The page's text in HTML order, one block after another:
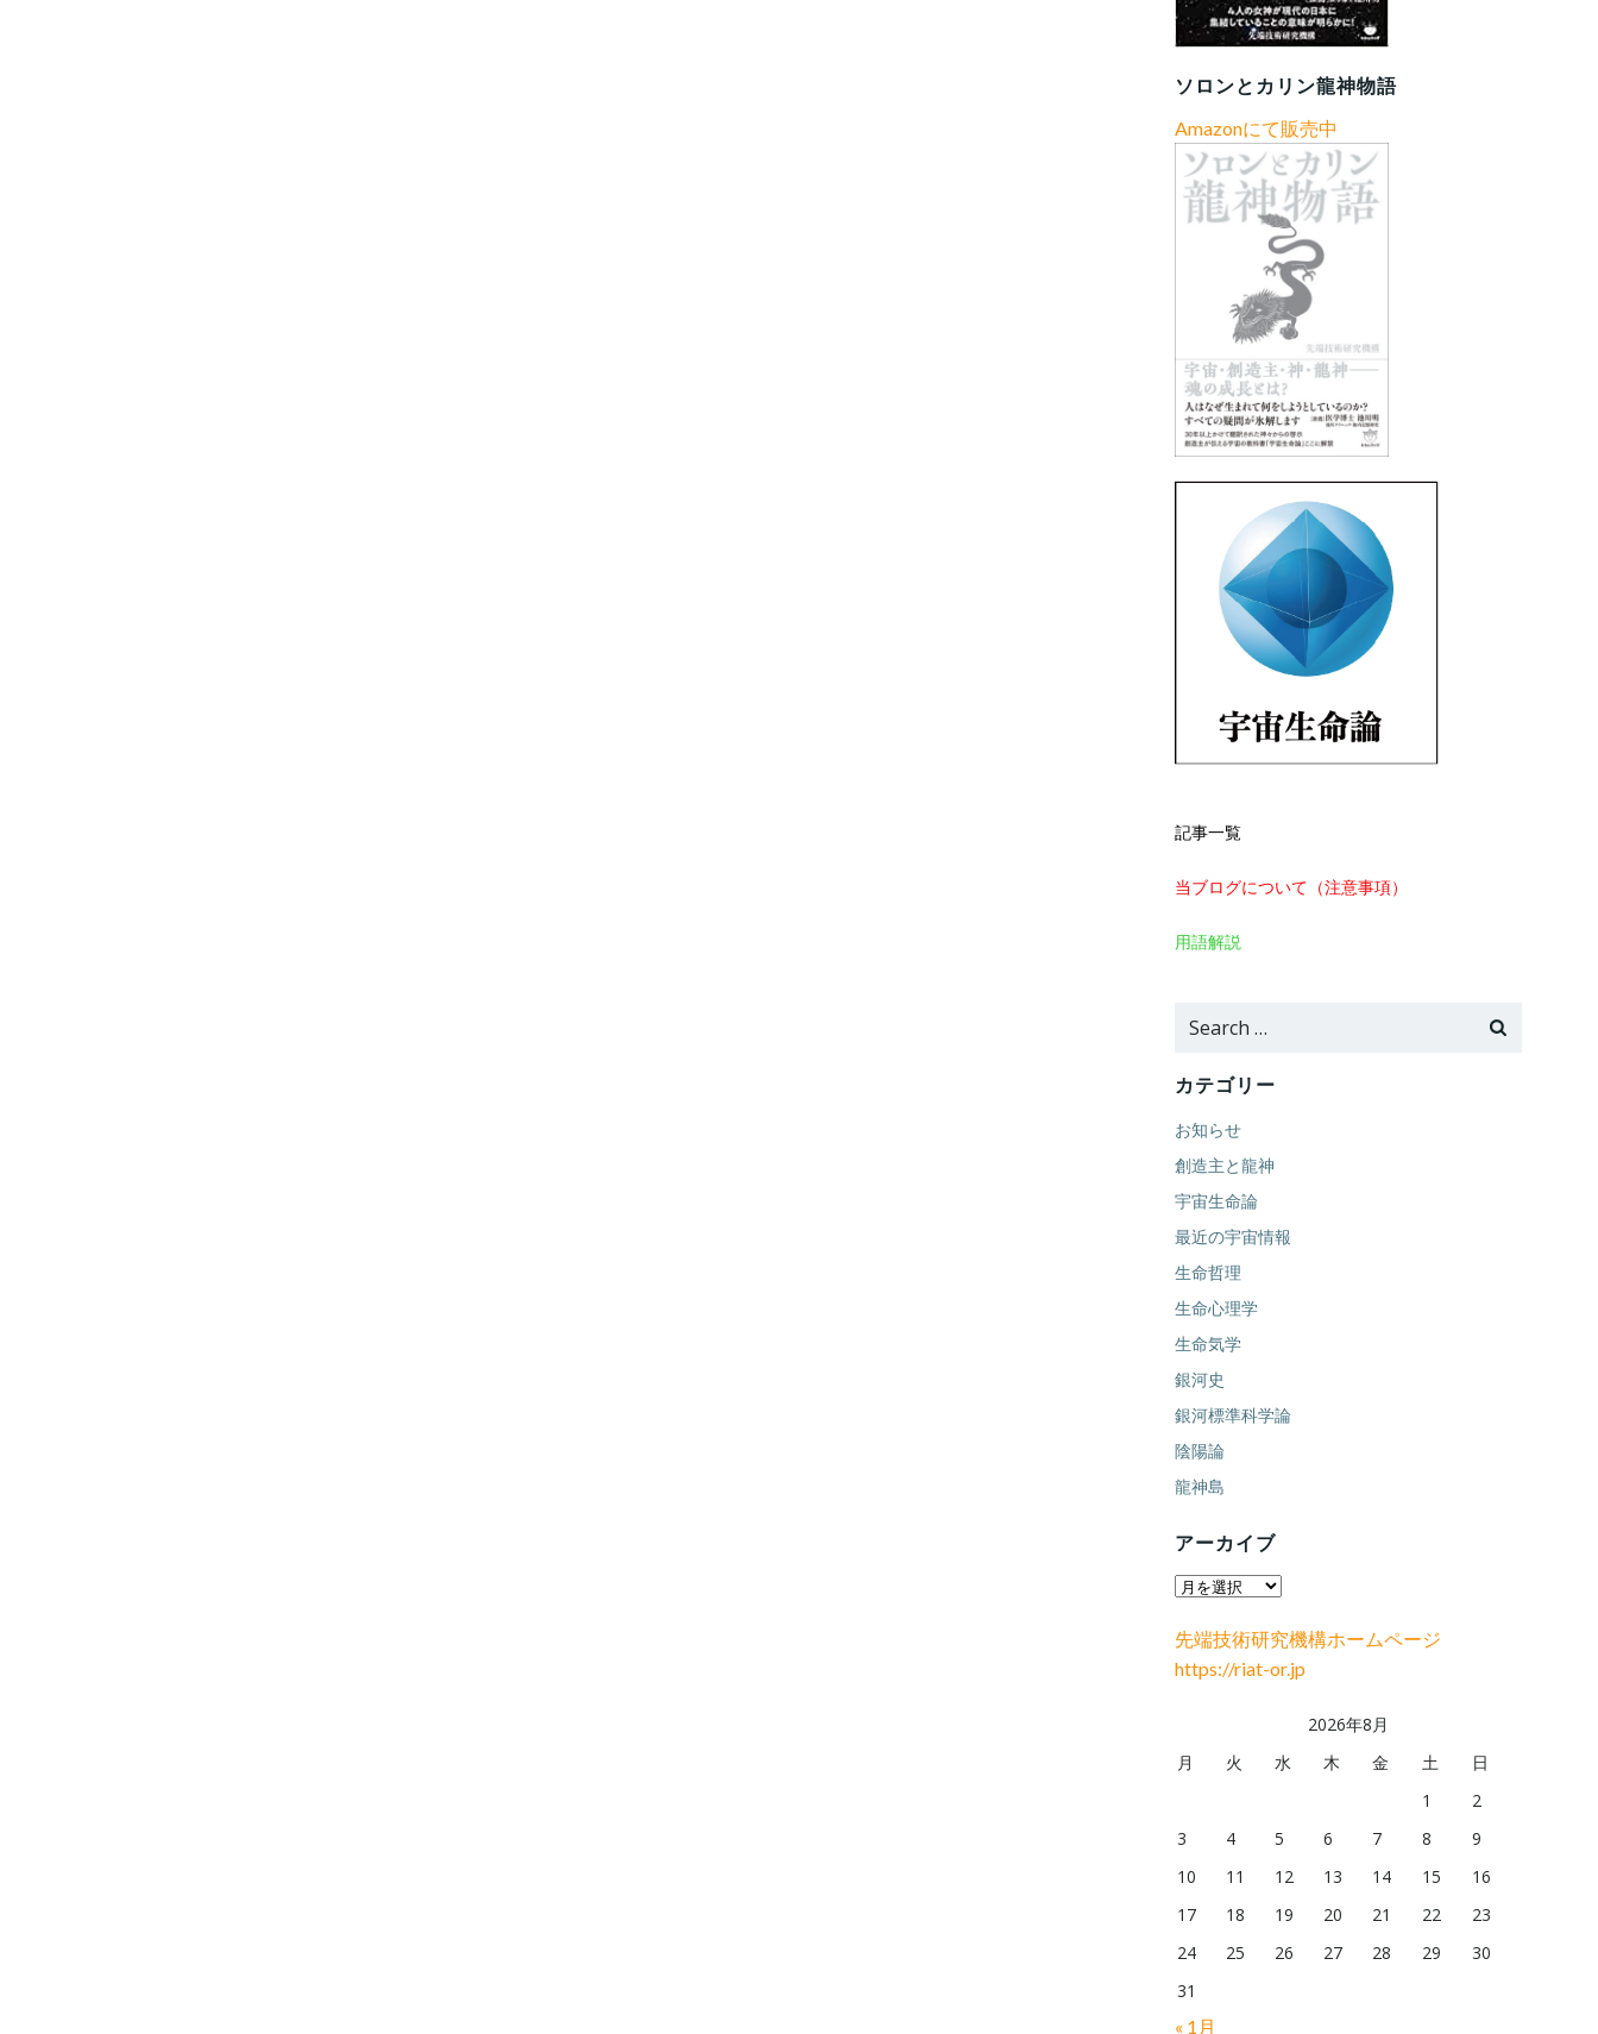
ソロンとカリン龍神物語
Amazonにて販売中
記事一覧
当ブログについて（注意事項）
用語解説
Search
カテゴリー
お知らせ
創造主と龍神
宇宙生命論
最近の宇宙情報
生命哲理
生命心理学
生命気学
銀河史
銀河標準科学論
陰陽論
龍神島
アーカイブ
ア
カ
イ
先端技術研究機構ホームページ
https://riat-or.jp
2026年8月
月
火 水 木 金 土
日
1
2
3
4 5 6 7 8
9
10
11 12 13 14 15
16
17
18 19 20 21 22
23
24
25 26 27 28 29
30
31
« 1月